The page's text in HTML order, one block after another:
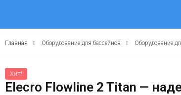
Главная Оборудование для бассейнов Оборудование
Хит!
Elecro Flowline 2 Titan —